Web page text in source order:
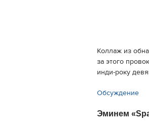
Коллаж из
за этого
инди-року
Обсуждение
Эминем